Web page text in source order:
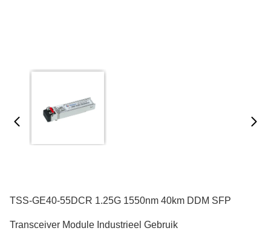
TSS-GE40-55DCR 1.25G 1550nm 40km DDM SFP
Transceiver Module Industrieel Gebruik